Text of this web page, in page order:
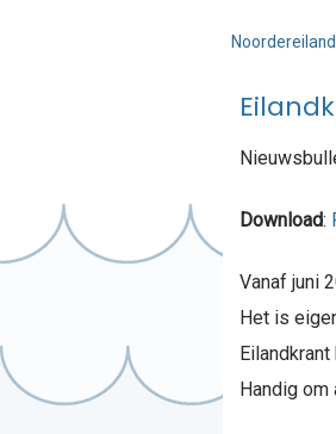
Download:
Vanaf juni
Het is
Handig